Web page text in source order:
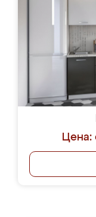
Цена: